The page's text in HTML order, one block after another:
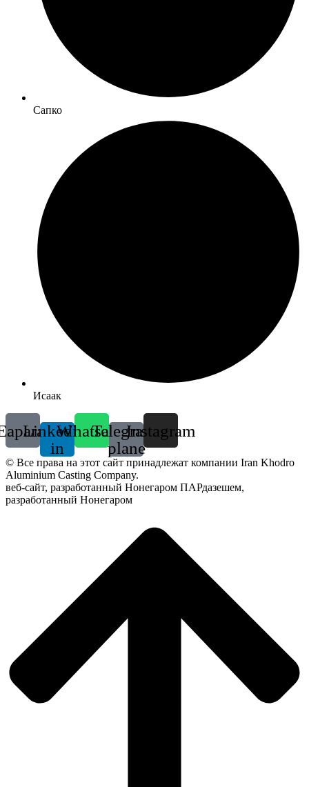
Сапко
Исаак
Linkedin-
in
Whatsapp
Telegram-
plane
Instagram
© Все права на этот сайт принадлежат компании Iran Khodro
Aluminium Casting Company.
веб-сайт, разработанный Нонегаром ПАРдазешем,
разработанный Нонегаром